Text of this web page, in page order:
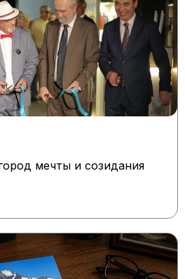
мечты и созидания